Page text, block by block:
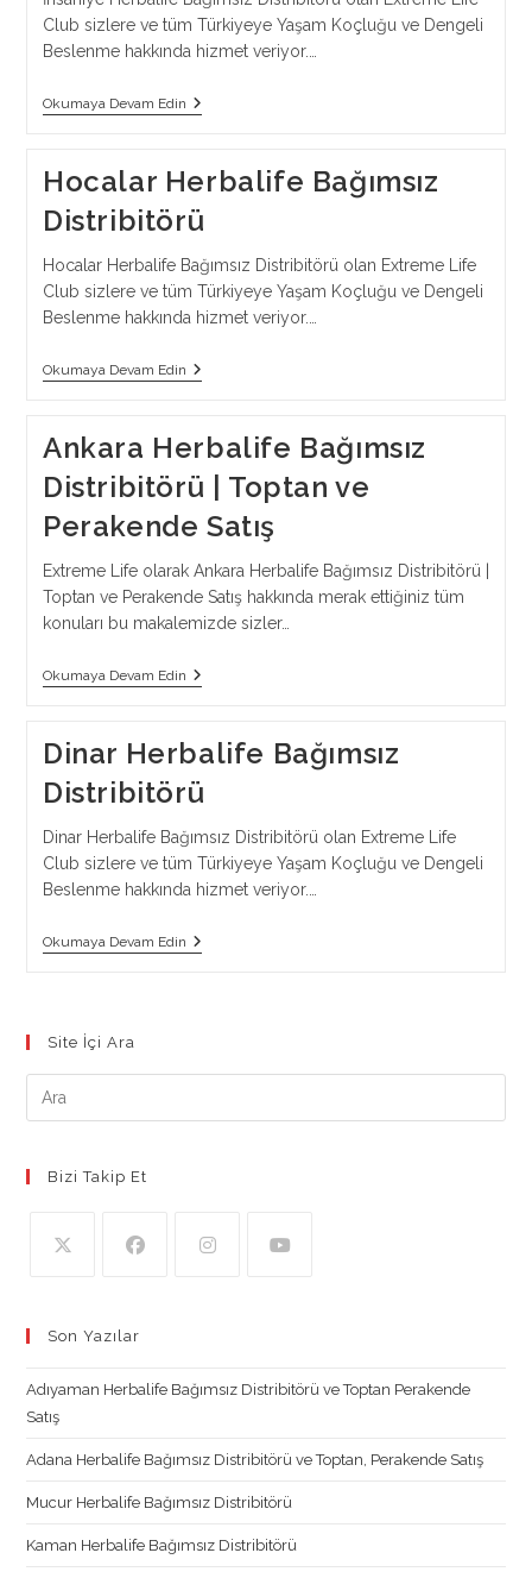
Club sizlere ve tüm Türkiyeye Yaşam Koçluğu ve Dengeli
Beslenme hakkında hizmet veriyor.…
Okumaya Devam Edinİhsaniye
Hocalar Herbalife Bağımsız
Distribitörü
Hocalar Herbalife Bağımsız Distribitörü olan Extreme Life
Club sizlere ve tüm Türkiyeye Yaşam Koçluğu ve Dengeli
Beslenme hakkında hizmet veriyor.…
Okumaya Devam EdinHocalar
Ankara Herbalife Bağımsız
Distribitörü | Toptan ve
Perakende Satış
Extreme Life olarak Ankara Herbalife Bağımsız Distribitörü |
Toptan ve Perakende Satış hakkında merak ettiğiniz tüm
konuları bu makalemizde sizler…
Okumaya Devam EdinAnkara
|
Ve
Perakende
Satış
Dinar Herbalife Bağımsız
Distribitörü
Dinar Herbalife Bağımsız Distribitörü olan Extreme Life
Club sizlere ve tüm Türkiyeye Yaşam Koçluğu ve Dengeli
Beslenme hakkında hizmet veriyor.…
Okumaya Devam EdinDinar
Site İçi Ara
Bizi Takip Et
a
new
tab
new
new
new
Son Yazılar
Adıyaman Herbalife Bağımsız Distribitörü ve Toptan Perakende
Satış
Adana Herbalife Bağımsız Distribitörü ve Toptan, Perakende Satış
Mucur Herbalife Bağımsız Distribitörü
Kaman Herbalife Bağımsız Distribitörü